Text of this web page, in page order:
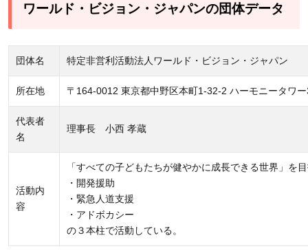
ワールド・ビジョン・ジャパンの団体データ
団体名 特定非営利活動法人ワールド・ビジョン・ジャパン
所在地 〒164-0012 東京都中野区本町1-32-2 ハーモニータワ
代表者
名
理事長 小西 孝蔵
活動内
容
「すべての子どもたちが健やかに成長できる世界」を
・開発援助
・緊急人道支援
・アドボカシー
の３本柱で活動している。